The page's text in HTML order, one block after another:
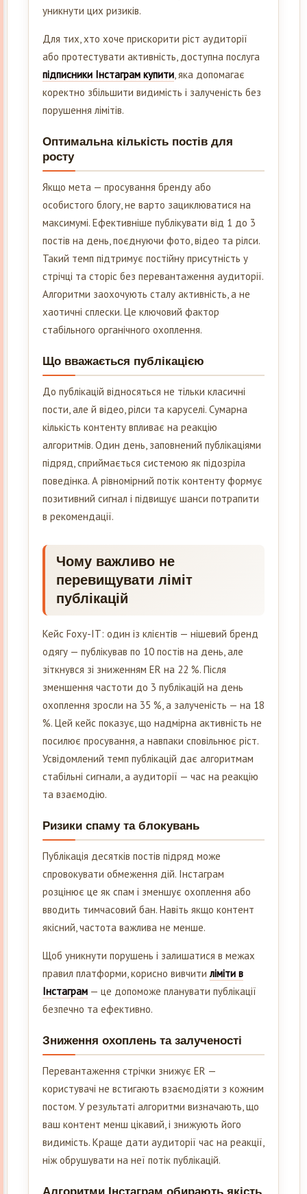
уникнути цих ризиків.
Для тих, хто хоче прискорити ріст аудиторії
або протестувати активність, доступна послуга
підписники Інстаграм купити, яка допомагає
коректно збільшити видимість і залученість без
порушення лімітів.
Оптимальна кількість постів для
росту
Якщо мета — просування бренду або
особистого блогу, не варто зациклюватися на
максимумі. Ефективніше публікувати від 1 до 3
постів на день, поєднуючи фото, відео та рілси.
Такий темп підтримує постійну присутність у
стрічці та сторіс без перевантаження аудиторії.
Алгоритми заохочують сталу активність, а не
хаотичні сплески. Це ключовий фактор
стабільного органічного охоплення.
Що вважається публікацією
До публікацій відносяться не тільки класичні
пости, але й відео, рілси та каруселі. Сумарна
кількість контенту впливає на реакцію
алгоритмів. Один день, заповнений публікаціями
підряд, сприймається системою як підозріла
поведінка. А рівномірний потік контенту формує
позитивний сигнал і підвищує шанси потрапити
в рекомендації.
Чому важливо не
перевищувати ліміт
публікацій
Кейс Foxy-IT: один із клієнтів — нішевий бренд
одягу — публікував по 10 постів на день, але
зіткнувся зі зниженням ER на 22 %. Після
зменшення частоти до 3 публікацій на день
охоплення зросли на 35 %, а залученість — на 18
%. Цей кейс показує, що надмірна активність не
посилює просування, а навпаки сповільнює ріст.
Усвідомлений темп публікацій дає алгоритмам
стабільні сигнали, а аудиторії — час на реакцію
та взаємодію.
Ризики спаму та блокувань
Публікація десятків постів підряд може
спровокувати обмеження дій. Інстаграм
розцінює це як спам і зменшує охоплення або
вводить тимчасовий бан. Навіть якщо контент
якісний, частота важлива не менше.
Щоб уникнути порушень і залишатися в межах
правил платформи, корисно вивчитиліміти в
Інстаграм — це допоможе планувати публікації
безпечно та ефективно.
Зниження охоплень та залученості
Перевантаження стрічки знижує ER —
користувачі не встигають взаємодіяти з кожним
постом. У результаті алгоритми визначають, що
ваш контент менш цікавий, і знижують його
видимість. Краще дати аудиторії час на реакції,
ніж обрушувати на неї потік публікацій.